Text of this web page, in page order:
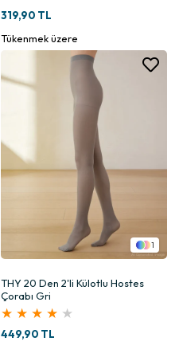
319,90 TL
Tükenmek üzere
1
THY 20 Den 2'li Külotlu Hostes
Çorabı Gri
★ ★ ★ ★ ★
449,90 TL